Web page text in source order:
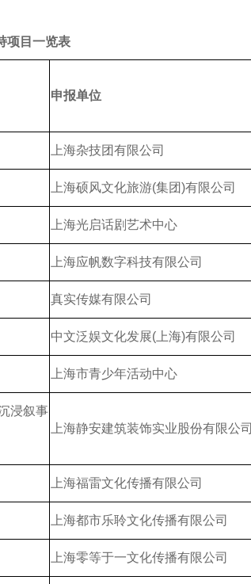
项目一览表
申报单位
上海杂技团有限公司
上海硕风文化旅游(集团)有限公司
上海光启话剧艺术中心
上海应帆数字科技有限公司
真实传媒有限公司
中文泛娱文化发展(上海)有限公司
上海市青少年活动中心
浸叙事
上海静安建筑装饰实业股份有限公司
上海福雷文化传播有限公司
上海都市乐聆文化传播有限公司
上海零等于一文化传播有限公司